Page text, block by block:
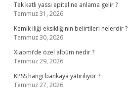
Tek katlı yassı epitel ne anlama gelir ?
Temmuz 31, 2026
Kemik iliği eksikliğinin belirtileri nelerdir ?
Temmuz 30, 2026
Xiaomi’de özel albüm nedir ?
Temmuz 29, 2026
KPSS hangi bankaya yatırılıyor ?
Temmuz 27, 2026